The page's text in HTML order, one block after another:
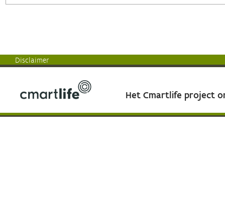
Disclaimer
Het Cmartlife project